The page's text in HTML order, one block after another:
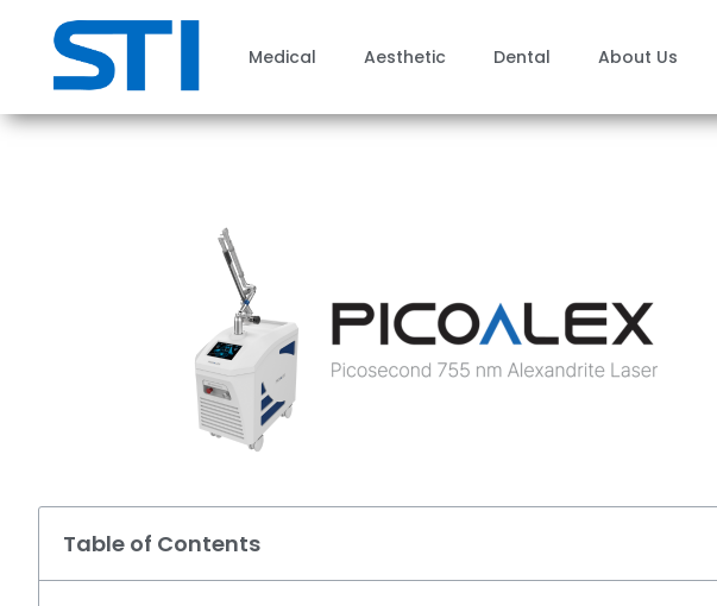
Medical Aesthetic Dental About Us
Table of Contents